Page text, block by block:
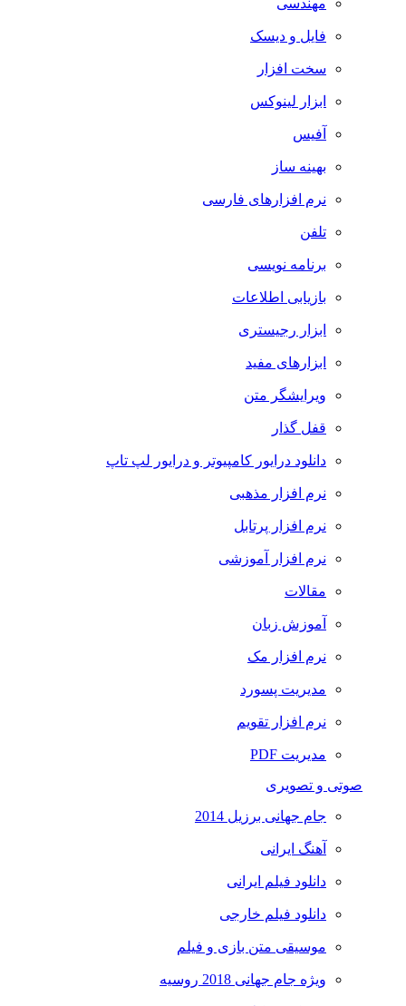
مهندسی
فایل و دیسک
سخت افزار
ابزار لینوکس
آفیس
بهینه ساز
نرم افزارهای فارسی
تلفن
برنامه نویسی
بازیابی اطلاعات
ابزار رجیستری
ابزارهای مفید
ویرایشگر متن
قفل گذار
دانلود درایور کامپیوتر و درایور لپ تاپ
نرم افزار مذهبی
نرم افزار پرتابل
نرم افزار آموزشی
مقالات
آموزش زبان
نرم افزار مک
مدیریت پسورد
نرم افزار تقویم
مدیریت PDF
صوتی و تصویری
جام جهانی برزیل 2014
آهنگ ایرانی
دانلود فیلم ایرانی
دانلود فیلم خارجی
موسیقی متن بازی و فیلم
ویژه جام جهانی 2018 روسیه